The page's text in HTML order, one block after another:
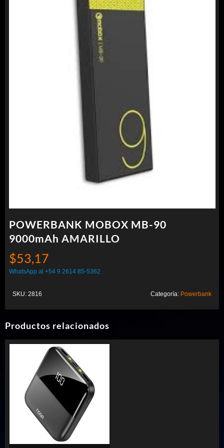
POWERBANK MOBOX MB-90
9000mAh AMARILLO
$53,17
WhatsApp al +54 9 2614 85-5362
SKU: 2816 Categoría: Powerbank
Productos relacionados